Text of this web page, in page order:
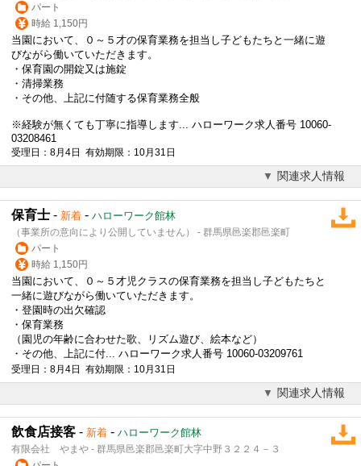
パート
時給 1,150円
当園において、０～５才の保育業務を担当し子どもたちと一緒に遊
びながら働いていただきます。
・保育園の開錠又は施錠
・清掃業務
・その他、上記に付随する保育業務全般
※経験が無くても丁寧に指導します... ハローワーク求人番号 10060-
03208461
受理日：8月4日 有効期限：10月31日
関連求人情報
保育士 - 新着 - ハローワーク館林
（事業所の意向により公開していません） - 群馬県邑楽郡邑楽町
パート
時給 1,150円
当園において、０～５才児クラスの保育業務を担当し子どもたちと
一緒に遊びながら働いていただきます。
・登園時の出欠確認
・保育業務
（園児の年齢に合わせた歌、リズム遊び、絵本など）
・その他、上記に付... ハローワーク求人番号 10060-03209761
受理日：8月4日 有効期限：10月31日
関連求人情報
飲食店接客 - 新着 - ハローワーク館林
有限会社 やまや - 群馬県邑楽郡邑楽町大字中野３２２４－３